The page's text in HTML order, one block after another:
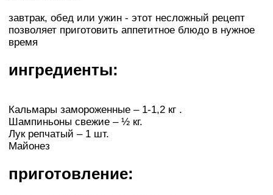
завтрак, обед или ужин - этот несложный рецепт
позволяет приготовить аппетитное блюдо в нужное
время
ингредиенты:
Кальмары замороженные – 1-1,2 кг .
Шампиньоны свежие – ½ кг.
Лук репчатый – 1 шт.
Майонез
приготовление: